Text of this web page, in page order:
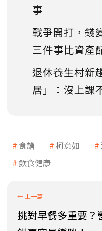
事
戰爭開打，錢
三件事比資產
退休養生村新
居」：沒上課
食譜 柯意如
飲食健康
挑對早餐多重要？